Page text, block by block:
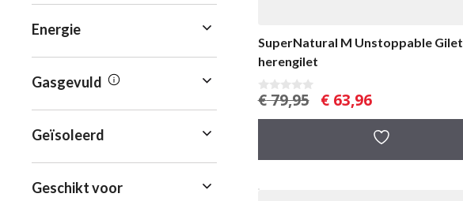
SuperNatural M Unstoppable Gilet
herengilet
0
a
€79,95
Oorspronkelijke
€63,96Huidige
is:
€ 63,96.
Energie
Gasgevuld
Geïsoleerd
Geschikt voor